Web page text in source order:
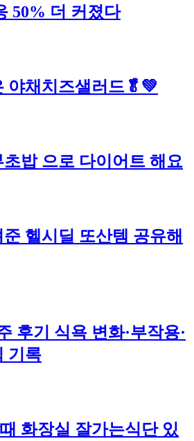
50% 더 커졌다
야채치즈샐러드🥬💚
밥 으로 다이어트 해요
헬시딜 또산템 공유해
후기 식욕 변화·부작용·
기록
화장실 잘가는식단 있